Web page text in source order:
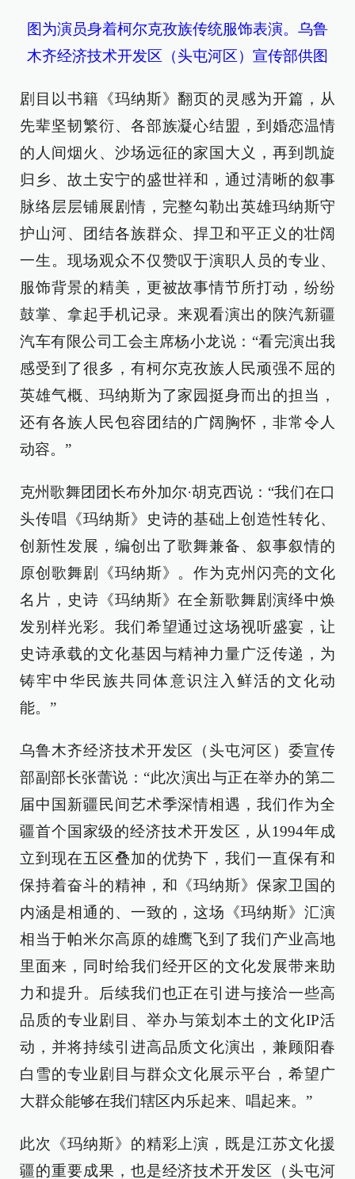
图为演员身着柯尔克孜族传统服饰表演。乌鲁
木齐经济技术开发区（头屯河区）宣传部供图
剧目以书籍《玛纳斯》翻页的灵感为开篇，从
先辈坚韧繁衍、各部族凝心结盟，到婚恋温情
的人间烟火、沙场远征的家国大义，再到凯旋
归乡、故土安宁的盛世祥和，通过清晰的叙事
脉络层层铺展剧情，完整勾勒出英雄玛纳斯守
护山河、团结各族群众、捍卫和平正义的壮阔
一生。现场观众不仅赞叹于演职人员的专业、
服饰背景的精美，更被故事情节所打动，纷纷
鼓掌、拿起手机记录。来观看演出的陕汽新疆
汽车有限公司工会主席杨小龙说：“看完演出我
感受到了很多，有柯尔克孜族人民顽强不屈的
英雄气概、玛纳斯为了家园挺身而出的担当，
还有各族人民包容团结的广阔胸怀，非常令人
动容。”
克州歌舞团团长布外加尔·胡克西说：“我们在口
头传唱《玛纳斯》史诗的基础上创造性转化、
创新性发展，编创出了歌舞兼备、叙事叙情的
原创歌舞剧《玛纳斯》。作为克州闪亮的文化
名片，史诗《玛纳斯》在全新歌舞剧演绎中焕
发别样光彩。我们希望通过这场视听盛宴，让
史诗承载的文化基因与精神力量广泛传递，为
铸牢中华民族共同体意识注入鲜活的文化动
能。”
乌鲁木齐经济技术开发区（头屯河区）委宣传
部副部长张蕾说：“此次演出与正在举办的第二
届中国新疆民间艺术季深情相遇，我们作为全
疆首个国家级的经济技术开发区，从1994年成
立到现在五区叠加的优势下，我们一直保有和
保持着奋斗的精神，和《玛纳斯》保家卫国的
内涵是相通的、一致的，这场《玛纳斯》汇演
相当于帕米尔高原的雄鹰飞到了我们产业高地
里面来，同时给我们经开区的文化发展带来助
力和提升。后续我们也正在引进与接洽一些高
品质的专业剧目、举办与策划本土的文化IP活
动，并将持续引进高品质文化演出，兼顾阳春
白雪的专业剧目与群众文化展示平台，希望广
大群众能够在我们辖区内乐起来、唱起来。”
此次《玛纳斯》的精彩上演，既是江苏文化援
疆的重要成果，也是经济技术开发区（头屯河